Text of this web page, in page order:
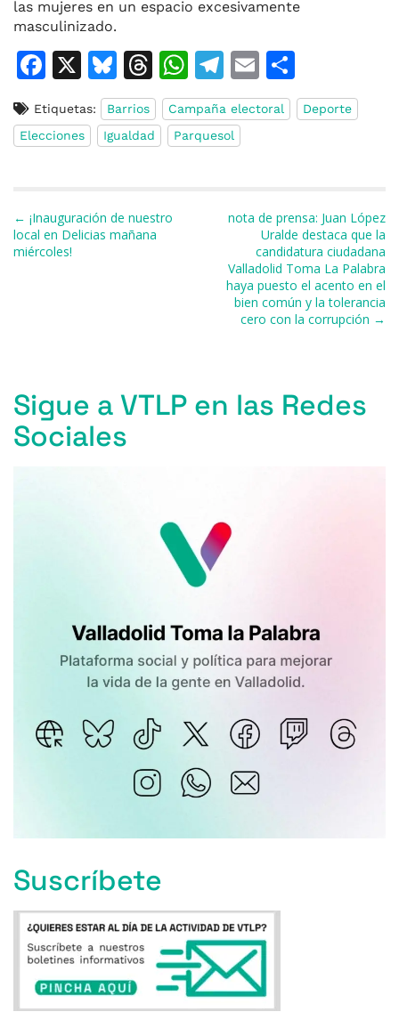
las mujeres en un espacio excesivamente
masculinizado.
F
c
e
o
o
k
X
Bl
u
e
s
y
T
h
re
a
s
W
h
at
s
T
el
e
gr
m
E
m
ai
o
m
ti
r
Etiquetas: Barrios Campaña electoral
Deporte
Elecciones
Igualdad Parquesol
Navegación de entradas
← ¡Inauguración de nuestro
local en Delicias mañana
miércoles!
nota de prensa: Juan López
Uralde destaca que la
candidatura ciudadana
Valladolid Toma La Palabra
haya puesto el acento en el
bien común y la tolerancia
cero con la corrupción →
Sigue a VTLP en las Redes
Sociales
Suscríbete